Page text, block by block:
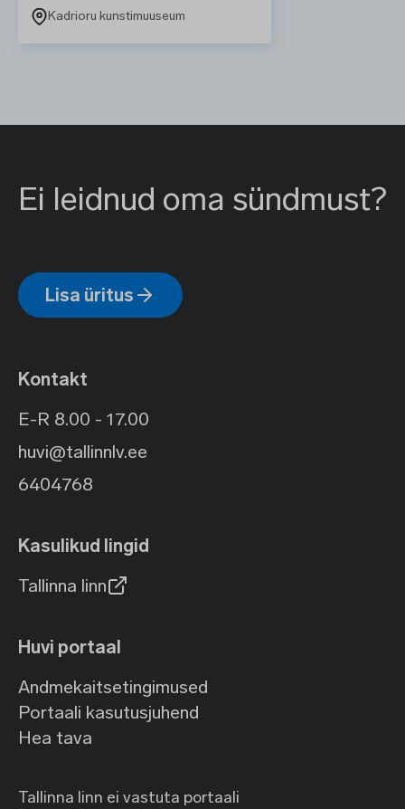
Kadrioru kunstimuuseum
Ei leidnud oma sündmust?
Lisa üritus
Kontakt
E-R 8.00 - 17.00
huvi@tallinnlv.ee
6404768
Kasulikud lingid
Tallinna linn
Huvi portaal
Andmekaitsetingimused
Portaali kasutusjuhend
Hea tava
Tallinna linn ei vastuta portaali